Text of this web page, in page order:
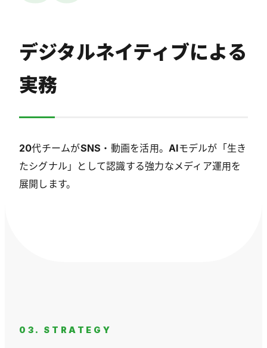
デジタルネイティブによる
実務
20代チームがSNS・動画を活用。AIモデルが「生き
たシグナル」として認識する強力なメディア運用を
展開します。
03. STRATEGY